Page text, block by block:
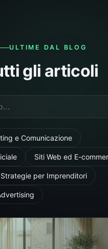
ULTIME DAL BLOG
gli articoli
e Comunicazione
Siti Web ed E-
Strategie per Imprenditori